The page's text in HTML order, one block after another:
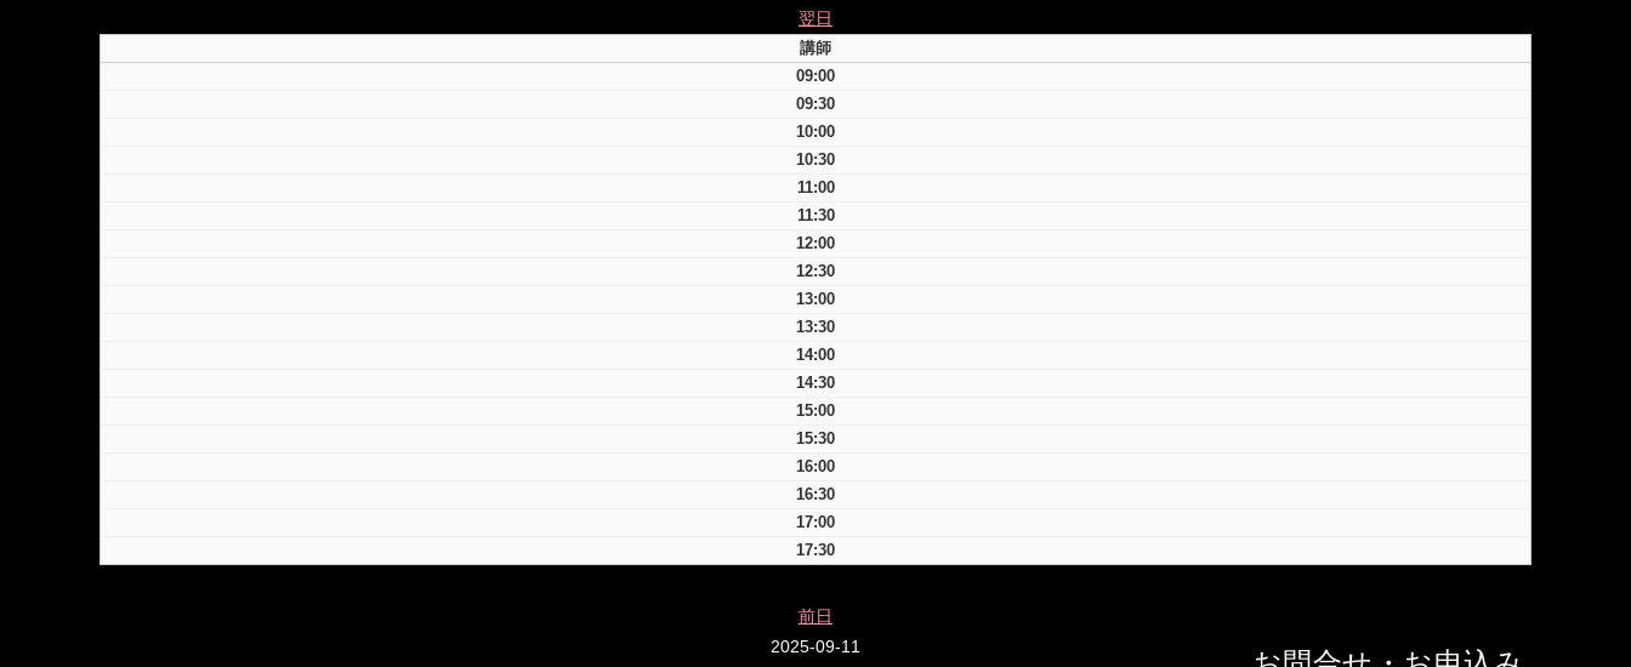
翌日
講師
09:00
09:30
10:00
10:30
11:00
11:30
12:00
12:30
13:00
13:30
14:00
14:30
15:00
15:30
16:00
16:30
17:00
17:30
前日
2025-09-11